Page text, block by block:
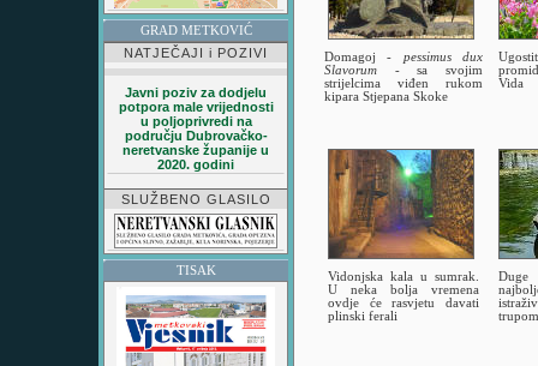
GRAD METKOVIĆ
NATJEČAJI i POZIVI
Javni poziv za dodjelu
potpora male vrijednosti
u poljoprivredi na
području Dubrovačko-
neretvanske županije u
2020. godini
SLUŽBENO GLASILO
TISAK
Domagoj - pessimus dux
Slavorum - sa svojim
strijelcima viđen rukom
kipara Stjepana Skoke
Vida
Vidonjska kala u sumrak.
U neka bolja vremena
ovdje će rasvjetu davati
plinski ferali